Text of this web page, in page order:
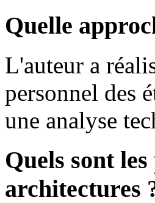
Quelle
L'auteur a
personnel des
une analyse
Quels sont
architectures